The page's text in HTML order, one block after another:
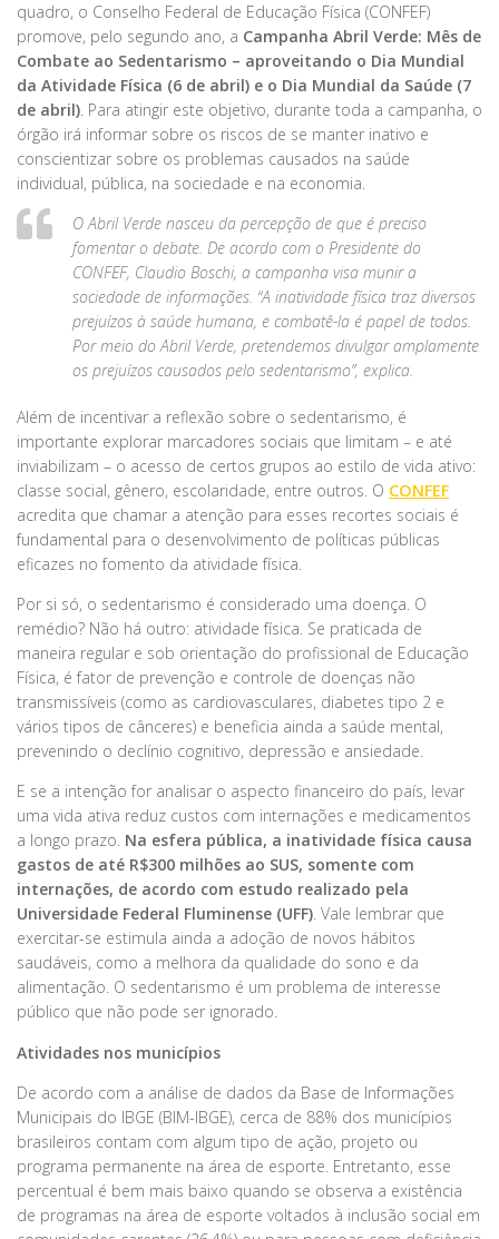
quadro, o Conselho Federal de Educação Física (CONFEF)
promove, pelo segundo ano, a Campanha Abril Verde: Mês de
Combate ao Sedentarismo – aproveitando o Dia Mundial
da Atividade Física (6 de abril) e o Dia Mundial da Saúde (7
de abril). Para atingir este objetivo, durante toda a campanha, o
órgão irá informar sobre os riscos de se manter inativo e
conscientizar sobre os problemas causados na saúde
individual, pública, na sociedade e na economia.
O Abril Verde nasceu da percepção de que é preciso
fomentar o debate. De acordo com o Presidente do
CONFEF, Claudio Boschi, a campanha visa munir a
sociedade de informações. “A inatividade física traz diversos
prejuízos à saúde humana, e combatê-la é papel de todos.
Por meio do Abril Verde, pretendemos divulgar amplamente
os prejuízos causados pelo sedentarismo”, explica.
Além de incentivar a reflexão sobre o sedentarismo, é
importante explorar marcadores sociais que limitam – e até
inviabilizam – o acesso de certos grupos ao estilo de vida ativo:
classe social, gênero, escolaridade, entre outros. O CONFEF
acredita que chamar a atenção para esses recortes sociais é
fundamental para o desenvolvimento de políticas públicas
eficazes no fomento da atividade física.
Por si só, o sedentarismo é considerado uma doença. O
remédio? Não há outro: atividade física. Se praticada de
maneira regular e sob orientação do profissional de Educação
Física, é fator de prevenção e controle de doenças não
transmissíveis (como as cardiovasculares, diabetes tipo 2 e
vários tipos de cânceres) e beneficia ainda a saúde mental,
prevenindo o declínio cognitivo, depressão e ansiedade.
E se a intenção for analisar o aspecto financeiro do país, levar
uma vida ativa reduz custos com internações e medicamentos
a longo prazo. Na esfera pública, a inatividade física causa
gastos de até R$300 milhões ao SUS, somente com
internações, de acordo com estudo realizado pela
Universidade Federal Fluminense (UFF). Vale lembrar que
exercitar-se estimula ainda a adoção de novos hábitos
saudáveis, como a melhora da qualidade do sono e da
alimentação. O sedentarismo é um problema de interesse
público que não pode ser ignorado.
Atividades nos municípios
De acordo com a análise de dados da Base de Informações
Municipais do IBGE (BIM-IBGE), cerca de 88% dos municípios
brasileiros contam com algum tipo de ação, projeto ou
programa permanente na área de esporte. Entretanto, esse
percentual é bem mais baixo quando se observa a existência
de programas na área de esporte voltados à inclusão social em